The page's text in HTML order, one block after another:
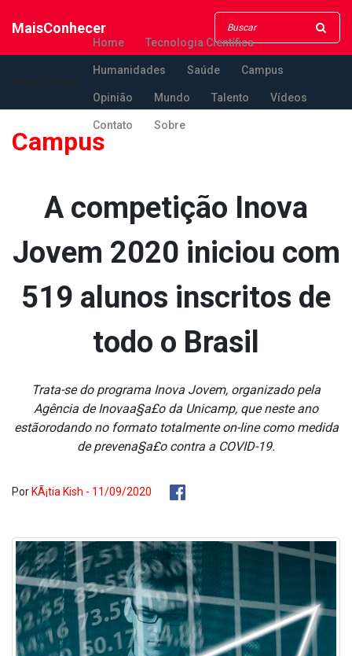
MaisConhecer
Home Tecnologia Científica
Humanidades Saúde Campus
Opinião Mundo Talento Vídeos
Contato Sobre
Campus
A competição Inova
Jovem 2020 iniciou com
519 alunos inscritos de
todo o Brasil
Trata-se do programa Inova Jovem, organizado pela
Agência de Inovaa§a£o da Unicamp, que neste ano
estãorodando no formato totalmente on-line como medida
de prevena§a£o contra a COVID-19.
Por KÃ¡tia Kish - 11/09/2020